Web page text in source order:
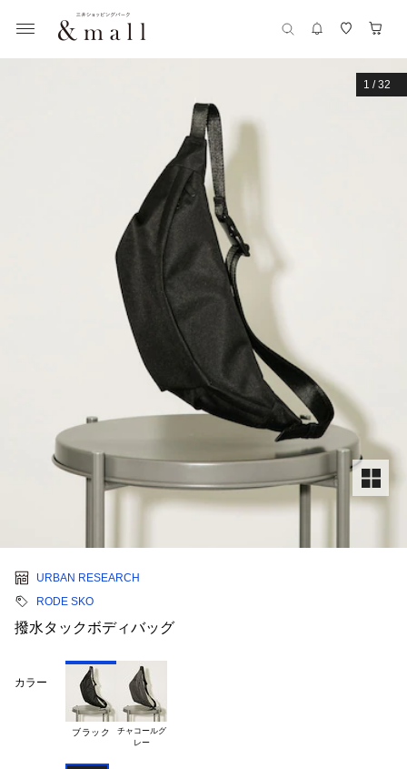
1 /32
URBAN RESEARCH
RODE SKO
撥水タックボディバッグ
カラー
ブラック
チャコールグ